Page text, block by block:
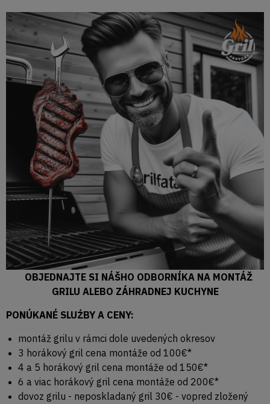
OBJEDNAJTE SI NÁŠHO ODBORNÍKA NA MONTÁŽ
GRILU ALEBO ZÁHRADNEJ KUCHYNE
PONÚKANÉ SLUŹBY A CENY:
montáž grilu v rámci dole uvedených okresov
3 horákový gril cena montáže od 100€*
4 a 5 horákový gril cena montáže od 150€*
6 a viac horákový gril cena montáže od 200€*
dovoz grilu - neposkladaný gril 30€ - vopred zložený